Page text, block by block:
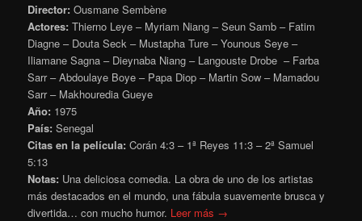
Director: Ousmane Sembène
Actores: Thierno Leye – Myriam Niang – Seun Samb – Fatim
Diagne – Douta Seck – Mustapha Ture – Younous Seye –
Iliamane Sagna – Dieynaba Niang – Langouste Drobe – Farba
Sarr – Abdoulaye Boye – Papa Diop – Martin Sow – Mamadou
Sarr – Makhouredia Gueye
Año: 1975
País: Senegal
Citas en la película: Corán 4:3 – 1ª Reyes 11:3 – 2ª Samuel
5:13
Notas: Una deliciosa comedia. La obra de uno de los artistas
más destacados en el mundo, una fábula suavemente brusca y
divertida… con mucho humor. Leer más →